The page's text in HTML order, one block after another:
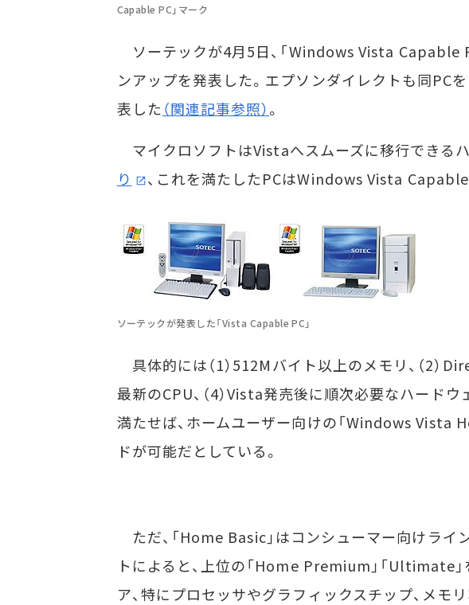
Capable PC」マーク
ソーテックが4月5日、「Windows Vista Capable
ンアップを発表した。エプソンダイレクトも同PC
表した（関連記事参照）。
マイクロソフトはVistaへスムーズに移行できる
り
、これを満たしたPCはWindows Vista
ソーテックが発表した「Vista Capable PC」
具体的には（1）512Mバイト以上のメモリ、（2）
最新のCPU、（4）Vista発売後に順次必要なハード
満たせば、ホームユーザー向けの「Windows Vista
ドが可能だとしている。
ただ、「Home Basic」はコンシューマー向けライ
トによると、上位の「Home Premium」「Ultimate
ア、特にプロセッサやグラフィックスチップ、メモ